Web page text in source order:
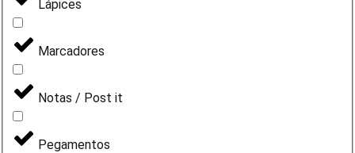
Lápices
Marcadores
Notas / Post it
Pegamentos